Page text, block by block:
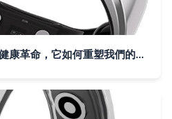
倍輕松智能戒指 指尖上的健康革命，它如何重塑我們的放松方式？